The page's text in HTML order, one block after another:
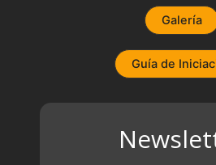
Galería
Guía de